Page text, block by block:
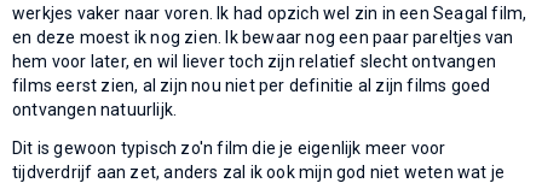
werkjes vaker naar voren. Ik had opzich wel zin in een Seagal film,
en deze moest ik nog zien. Ik bewaar nog een paar pareltjes van
hem voor later, en wil liever toch zijn relatief slecht ontvangen
films eerst zien, al zijn nou niet per definitie al zijn films goed
ontvangen natuurlijk.
Dit is gewoon typisch zo'n film die je eigenlijk meer voor
tijdverdrijf aan zet, anders zal ik ook mijn god niet weten wat je